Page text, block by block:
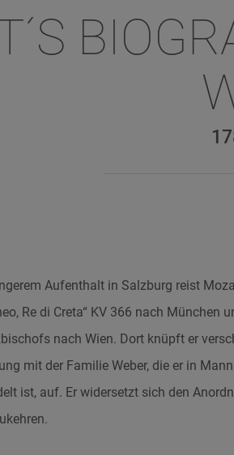
Aufenthalt in Salzburg reist
Re di Creta“ KV 366 nach
nach Wien. Dort knüpft er
mit der Familie Weber, die er in
ist, auf. Er widersetzt sich den